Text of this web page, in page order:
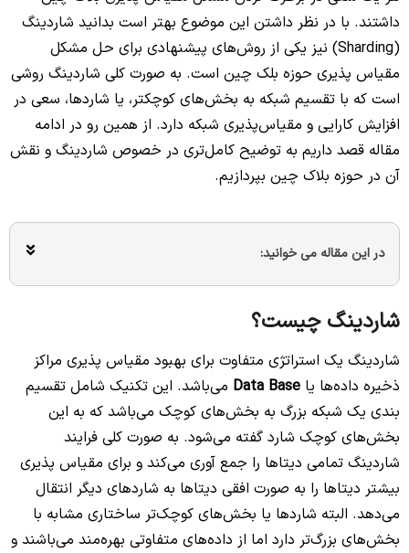
داشتند. با در نظر داشتن این موضوع بهتر است بدانید شاردینگ
(Sharding) نیز یکی از روش‌های پیشنهادی برای حل مشکل
مقیاس پذیری حوزه بلک چین است. به صورت کلی شاردینگ روشی
است که با تقسیم شبکه به بخش‌های کوچکتر، یا شاردها، سعی در
افزایش کارایی و مقیاس‌پذیری شبکه دارد. از همین رو در ادامه
مقاله قصد داریم به توضیح کامل‌تری در خصوص شاردینگ و نقش
آن در حوزه بلاک چین بپردازیم.
در این مقاله می خوانید:
شاردینگ چیست؟
شاردینگ یک استراتژی متفاوت برای بهبود مقیاس پذیری مراکز
ذخیره داده‌ها یا Data Base می‌باشد. این تکنیک شامل تقسیم
بندی یک شبکه بزرگ به بخش‌های کوچک می‌باشد که به این
بخش‌های کوچک شارد گفته می‌شود. به صورت کلی فرایند
شاردینگ تمامی دیتاها را جمع آوری می‌کند و برای مقیاس پذیری
بیشتر دیتاها را به صورت افقی دیتاها به شاردهای دیگر انتقال
می‌دهد. البته شاردها یا بخش‌های کوچک‌تر ساختاری مشابه با
بخش‌های بزرگ‌تر دارد اما از داده‌های متفاوتی بهره‌مند می‌باشند و